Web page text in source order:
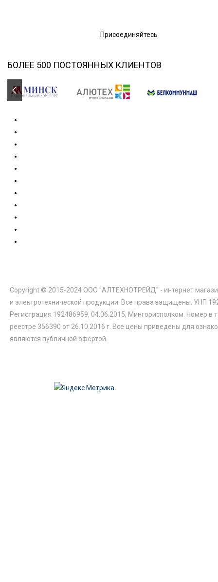
Присоединяйтесь
БОЛЕЕ 500 ПОСТОЯННЫХ КЛИЕНТОВ
Copyright © 2015-2024 ООО "АЛТЕХНОТРЕЙД" - интернет
и электротехнической продукции. Все права защищены. УНП
Регистрация 192486959, 04.06.2015, Мингорисполком. Номер в
реестре 356390 от 26.10.2016 г. Все цены приведены для
являются публичной офертой.